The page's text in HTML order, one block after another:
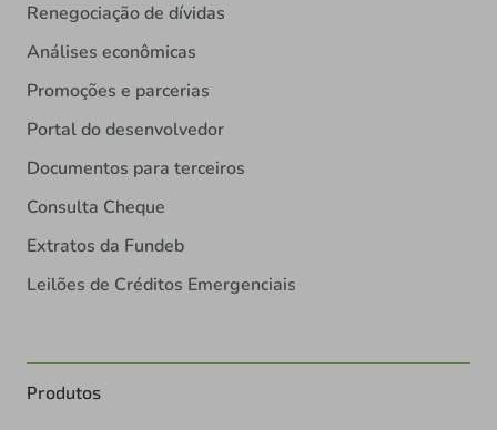
Renegociação de dívidas
Análises econômicas
Promoções e parcerias
Portal do desenvolvedor
Documentos para terceiros
Consulta Cheque
Extratos da Fundeb
Leilões de Créditos Emergenciais
Produtos